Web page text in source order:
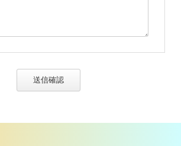
送信確認